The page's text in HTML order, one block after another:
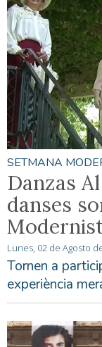
SETMANA
Danzas
danses
Lunes, 02 de Agosto
Tornen a
experiència